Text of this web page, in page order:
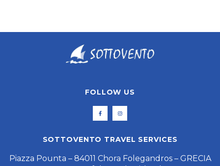
FOLLOW US
SOTTOVENTO TRAVEL SERVICES
Piazza Pounta – 84011 Chora Folegandros – GRECIA